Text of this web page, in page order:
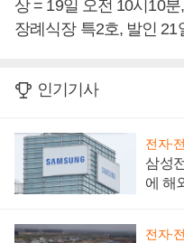
상 = 19일 오전 10시10
장례식장 특2호, 발인 21
인기기사
전자·
삼성
에 해
전자·